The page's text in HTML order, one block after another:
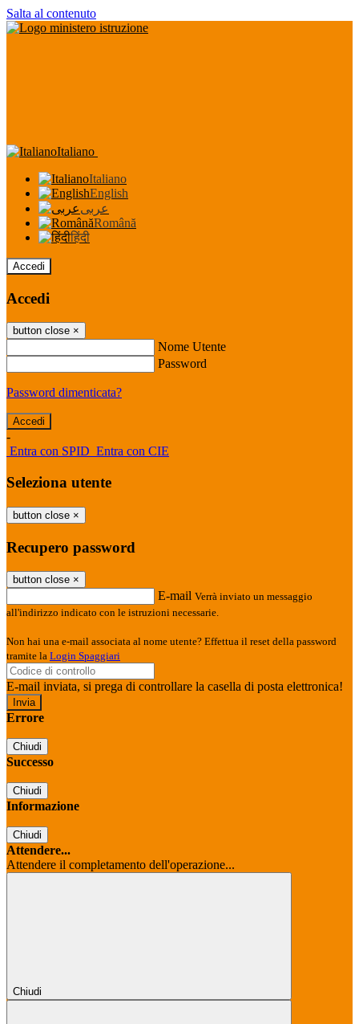
Salta al contenuto
Italiano
Italiano
English
عربى
Română
हिंदी
Accedi
Accedi
button close ×
Nome Utente
Password
Password dimenticata?
-
Entra con SPID Entra con CIE
Seleziona utente
button close ×
Recupero password
button close ×
E-mail Verrà inviato un messaggio
all'indirizzo indicato con le istruzioni necessarie.
Non hai una e-mail associata al nome utente? Effettua il reset della password
tramite la Login Spaggiari
E-mail inviata, si prega di controllare la casella di posta elettronica!
Errore
Chiudi
Successo
Chiudi
Informazione
Chiudi
Attendere...
Attendere il completamento dell'operazione...
Chiudi